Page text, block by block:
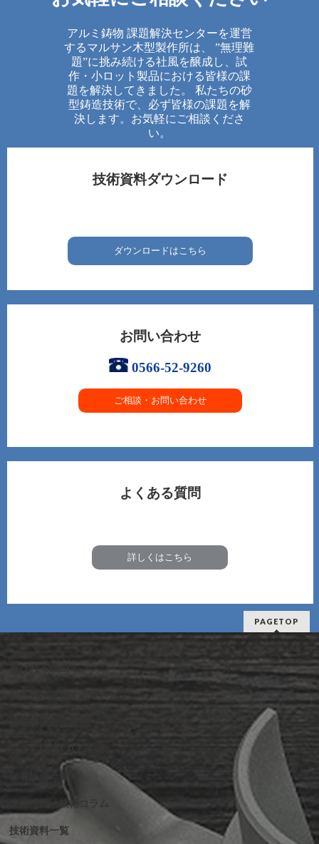
アルミ鋳物 課題解決センターを運営
するマルサン木型製作所は、 ”無理難
題”に挑み続ける社風を醸成し、試
作・小ロット製品における皆様の課
題を解決してきました。 私たちの砂
型鋳造技術で、必ず皆様の課題を解
決します。お気軽にご相談くださ
い。
技術資料ダウンロード
ダウンロードはこちら
お問い合わせ
0566-52-9260
ご相談・お問い合わせ
よくある質問
詳しくはこちら
PAGETOP
選ばれる理由
私たちが提供するサービス
アルミ鋳物VAVE事例
技術情報・技術コラム
技術資料一覧